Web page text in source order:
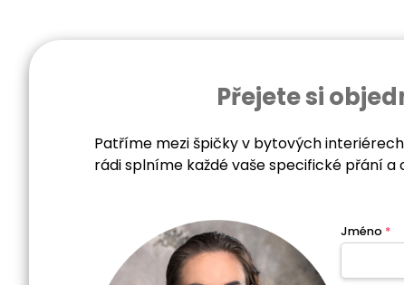
Přejete si
Patříme mezi špičky v bytových
rádi splníme každé vaše specifické přání a
Jméno *